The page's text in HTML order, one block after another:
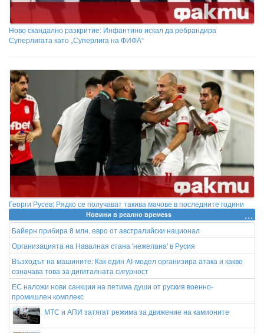
Ново скандално разкритие: Инфантино искал да ребрандира
Суперлигата като „Суперлига на ФИФА“
Георги Русев: Рядко се получават такива мачове в последните години
Новини в реално времеss
Байерн прибира 8 млн. евро от австралийски национал
Организацията на Навалная стана 'нежелана' в Русия
Възходът на машините: Как един AI-модел организира атака и какво
означава това за дигиталната сигурност
ЕС наложи нови санкции на петима души от руския военно-
промишлен комплекс
МТС и АПИ затягат режима за движение на камионите